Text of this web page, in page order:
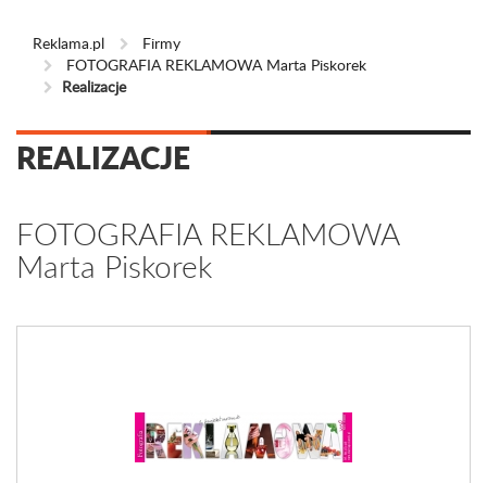
Reklama.pl
Firmy
FOTOGRAFIA REKLAMOWA Marta Piskorek
Realizacje
REALIZACJE
FOTOGRAFIA REKLAMOWA
Marta Piskorek